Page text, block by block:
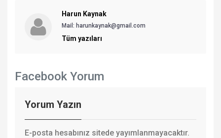
Harun Kaynak
Mail: harunkaynak@gmail.com
Tüm yazıları
Facebook Yorum
Yorum Yazın
E-posta hesabınız sitede yayımlanmayacaktır.